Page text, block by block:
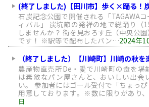
(終了しました)【田川市】歩く×踊る！炭坑
石炭記念公園で開催される「TAGAWA
ィバル」 炭坑節の発祥の地で総踊り（
しませんか？ 街を見おろす丘（中央公
です！ ※駅等で配布したパン…2024年
（終了しました）【川崎町】川崎の秋を楽しむ「パン博」のん
農産物直売所De・愛で川崎町の食を堪
は素敵なパン屋さんと、おいしい出会
い。 参加者にはゴール受付で「ちょっ
用意しております。※数に限りがあり
日